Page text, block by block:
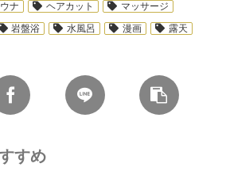
ナ ヘアカット
マッサージ
岩盤浴 水風呂 漫画
露天
すめ